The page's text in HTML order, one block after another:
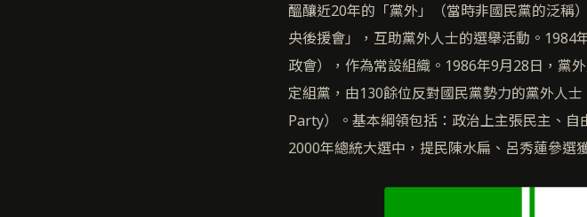
醞釀近20年的「黨外」（當時非國民黨的泛稱
央後援會」，互助黨外人士的選舉活動。1984
政會），作為常設組織。1986年9月28日，黨
定組黨，由130餘位反對國民黨勢力的黨外人
Party）。基本綱領包括：政治上主張民主、
2000年總統大選中，提民陳水扁、呂秀蓮參選